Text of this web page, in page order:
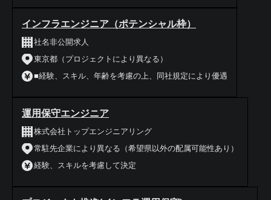
インフラエンジニア（ポテンシャル枠）
社名非公開求人
東京都（プロジェクトにより異なる）
■経験、スキル、年齢を考慮の上、同社規定により優遇
運用保守エンジニア
株式会社トップエンジニアリング
常駐先企業により異なる（希望県以外の配属可能性あり）
経験、スキルを考慮して決定